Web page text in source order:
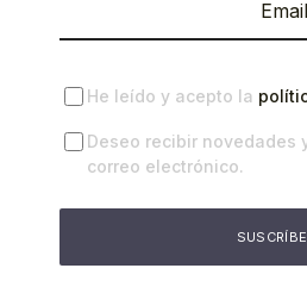
He leído y acepto la
Deseo recibir novedades
correo electrónico.